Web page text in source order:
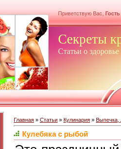
Приветствую Вас, Гость
Секреты
Статьи о здоровье
Главная » Статьи » Кулинария » Выпечка,
Кулебяка с рыбой